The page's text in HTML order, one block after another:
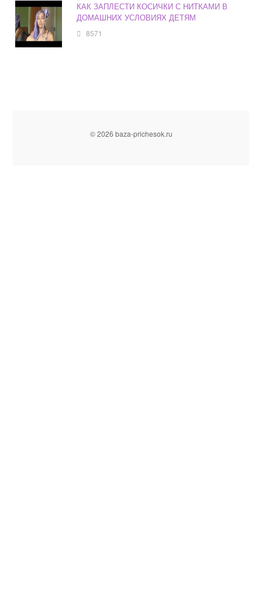
КАК ЗАПЛЕСТИ КОСИЧКИ С НИТКАМИ В
ДОМАШНИХ УСЛОВИЯХ ДЕТЯМ
8571
© 2026 baza-prichesok.ru